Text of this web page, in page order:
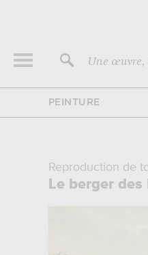
Une œuvre,
PEINTURE
Reproduction de
Le berger